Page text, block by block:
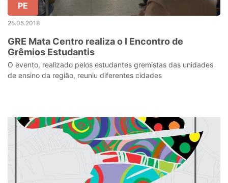
PE
25.05.2018
GRE Mata Centro realiza o I Encontro de
Grêmios Estudantis
O evento, realizado pelos estudantes gremistas das unidades
de ensino da região, reuniu diferentes cidades